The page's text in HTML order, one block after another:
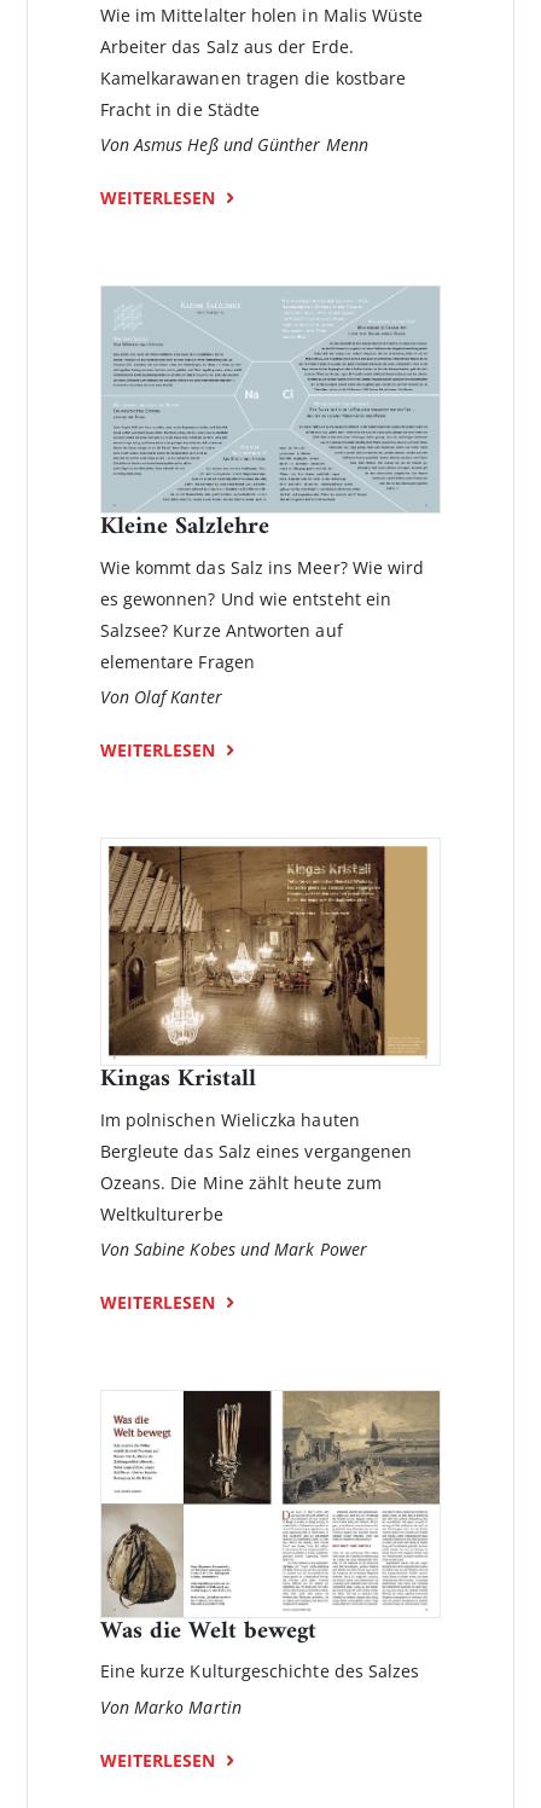
Wie im Mittelalter holen in Malis Wüste
Arbeiter das Salz aus der Erde.
Kamelkarawanen tragen die kostbare
Fracht in die Städte
Von Asmus Heß und Günther Menn
WEITERLESEN
Kleine Salzlehre
Wie kommt das Salz ins Meer? Wie wird
es gewonnen? Und wie entsteht ein
Salzsee? Kurze Antworten auf
elementare Fragen
Von Olaf Kanter
WEITERLESEN
Kingas Kristall
Im polnischen Wieliczka hauten
Bergleute das Salz eines vergangenen
Ozeans. Die Mine zählt heute zum
Weltkulturerbe
Von Sabine Kobes und Mark Power
WEITERLESEN
Was die Welt bewegt
Eine kurze Kulturgeschichte des Salzes
Von Marko Martin
WEITERLESEN